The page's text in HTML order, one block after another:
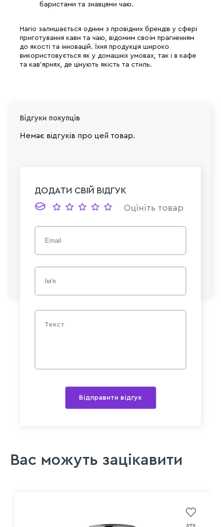
баристами та знавцями чаю.
Hario залишається одним з провідних брендів у сфері
приготування кави та чаю, відомим своїм прагненням
до якості та інновацій. Їхня продукція широко
використовується як у домашніх умовах, так і в кафе
та кав'ярнях, де цінують якість та стиль.
Відгуки покупців
Немає відгуків про цей товар.
ДОДАТИ СВІЙ ВІДГУК
Оцініть товар
Відправити відгук
Вас можуть зацікавити